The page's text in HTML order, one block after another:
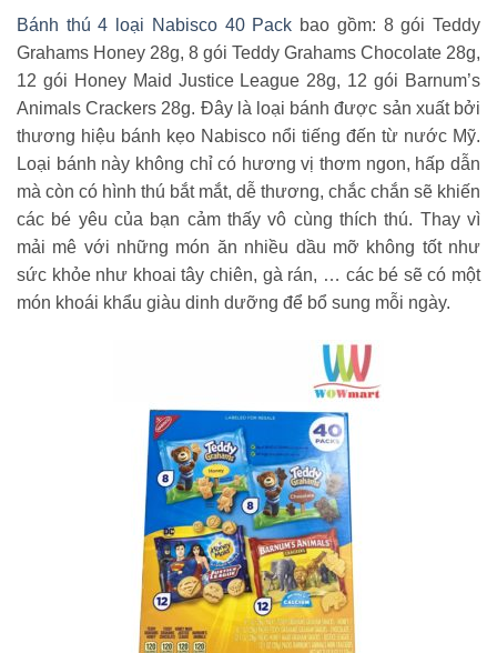
Bánh thú 4 loại Nabisco 40 Pack bao gồm: 8 gói Teddy
Grahams Honey 28g, 8 gói Teddy Grahams Chocolate 28g,
12 gói Honey Maid Justice League 28g, 12 gói Barnum’s
Animals Crackers 28g. Đây là loại bánh được sản xuất bởi
thương hiệu bánh kẹo Nabisco nổi tiếng đến từ nước Mỹ.
Loại bánh này không chỉ có hương vị thơm ngon, hấp dẫn
mà còn có hình thú bắt mắt, dễ thương, chắc chắn sẽ khiến
các bé yêu của bạn cảm thấy vô cùng thích thú. Thay vì
mải mê với những món ăn nhiều dầu mỡ không tốt như
sức khỏe như khoai tây chiên, gà rán, … các bé sẽ có một
món khoái khẩu giàu dinh dưỡng để bổ sung mỗi ngày.